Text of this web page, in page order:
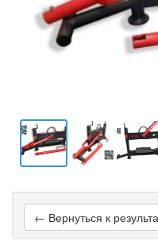
← Вернуться к